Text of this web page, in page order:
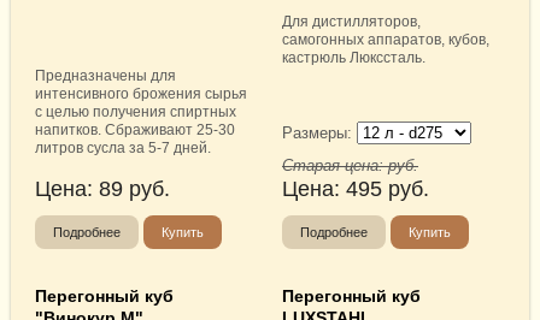
Предназначены для
интенсивного брожения сырья
с целью получения спиртных
напитков. Сбраживают 25-30
литров сусла за 5-7 дней.
Цена:89 руб.
Подробнее Купить
Для дистилляторов,
самогонных аппаратов, кубов,
кастрюль Люкссталь.
Размеры:
Старая цена:руб.
Цена: 495 руб.
Подробнее Купить
Перегонный куб
Перегонный куб